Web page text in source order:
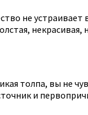
не устраивает
некрасивая,
толпа, вы не
и